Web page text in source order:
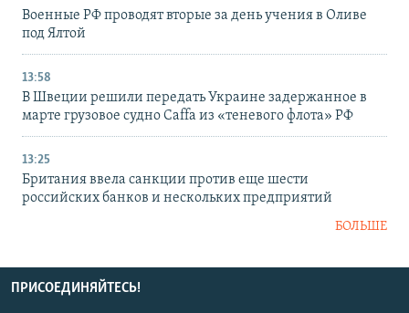
Военные РФ проводят вторые за день учения в Оливе
под Ялтой
13:58
В Швеции решили передать Украине задержанное в
марте грузовое судно Caffa из «теневого флота» РФ
13:25
Британия ввела санкции против еще шести
российских банков и нескольких предприятий
БОЛЬШЕ
ПРИСОЕДИНЯЙТЕСЬ!